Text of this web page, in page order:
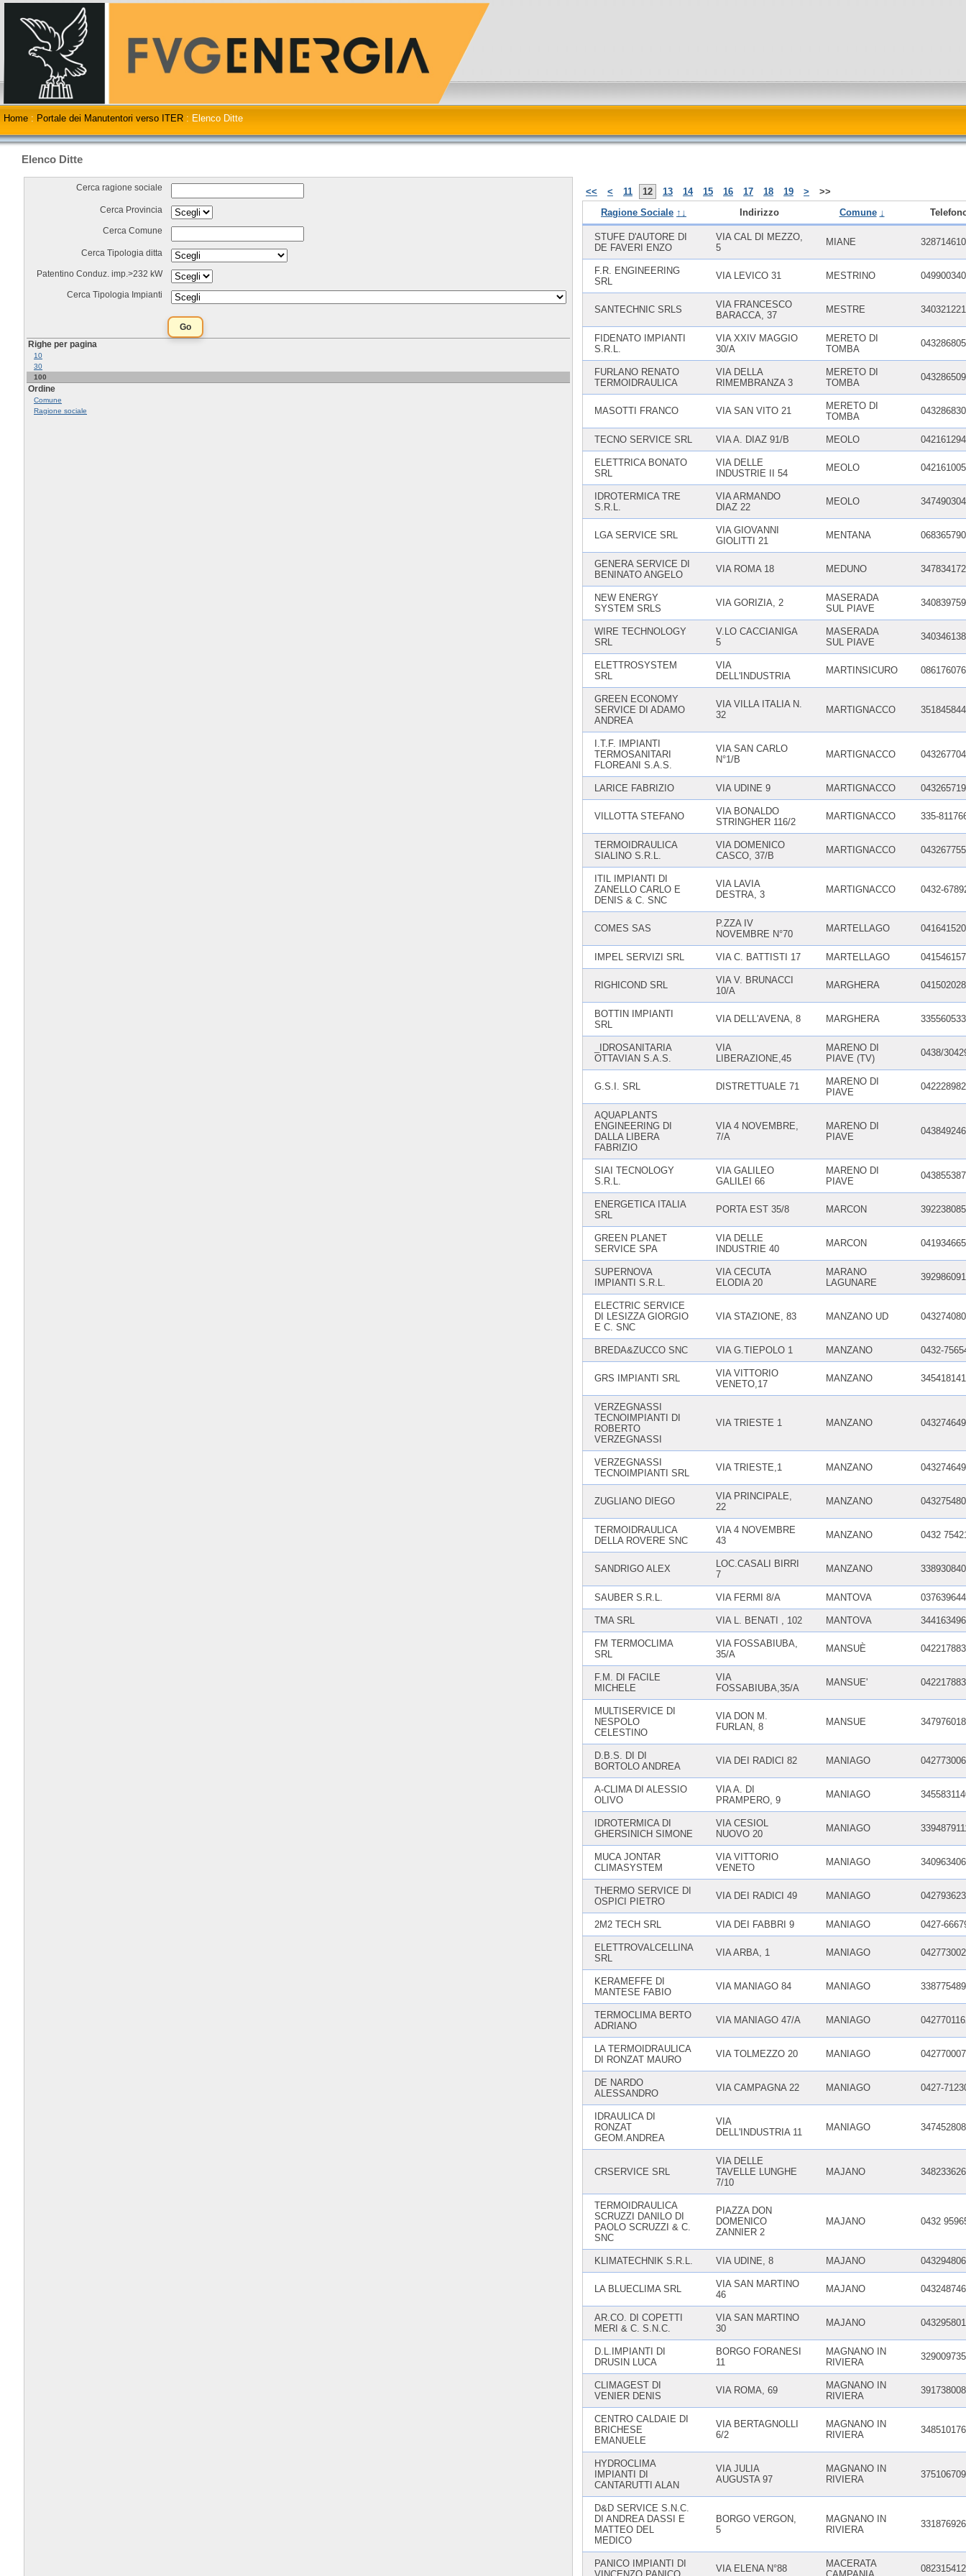
Home : Portale dei Manutentori verso ITER : Elenco Ditte
Elenco Ditte
Cerca ragione sociale
Cerca Provincia
Cerca Comune
Cerca Tipologia ditta
Patentino Conduz. imp.>232 kW
Cerca Tipologia Impianti
Righe per pagina
10
30
100
Ordine
Comune
Ragione sociale
<< < 11 12 13 14 15 16 17 18 19 >
>>
Ragione Sociale ↑↓ Indirizzo Comune ↓
STUFE D'AUTORE DI
DE FAVERI ENZO
VIA CAL DI MEZZO,
5
MIANE
F.R. ENGINEERING
SRL
VIA LEVICO 31 MESTRINO
SANTECHNIC SRLS
VIA FRANCESCO
BARACCA, 37
MESTRE
FIDENATO IMPIANTI
S.R.L.
VIA XXIV MAGGIO
30/A
MERETO DI
TOMBA
FURLANO RENATO
TERMOIDRAULICA
VIA DELLA
RIMEMBRANZA 3
MERETO DI
TOMBA
MASOTTI FRANCO VIA SAN VITO 21
MERETO DI
TOMBA
TECNO SERVICE SRL VIA A. DIAZ 91/B MEOLO 042161294
ELETTRICA BONATO
SRL
VIA DELLE
INDUSTRIE II 54
MEOLO 042161005
IDROTERMICA TRE
S.R.L.
VIA ARMANDO
DIAZ 22
MEOLO
LGA SERVICE SRL
VIA GIOVANNI
GIOLITTI 21
MENTANA
GENERA SERVICE DI
BENINATO ANGELO
VIA ROMA 18 MEDUNO
NEW ENERGY
SYSTEM SRLS
VIA GORIZIA, 2
MASERADA
SUL PIAVE
WIRE TECHNOLOGY
SRL
V.LO CACCIANIGA
5
MASERADA
SUL PIAVE
ELETTROSYSTEM
SRL
VIA
DELL'INDUSTRIA
MARTINSICURO
GREEN ECONOMY
SERVICE DI ADAMO
ANDREA
VIA VILLA ITALIA N.
32
MARTIGNACCO
I.T.F. IMPIANTI
TERMOSANITARI
FLOREANI S.A.S.
VIA SAN CARLO
N°1/B
MARTIGNACCO
LARICE FABRIZIO VIA UDINE 9 MARTIGNACCO
VILLOTTA STEFANO
VIA BONALDO
STRINGHER 116/2
MARTIGNACCO 335-
TERMOIDRAULICA
SIALINO S.R.L.
VIA DOMENICO
CASCO, 37/B
MARTIGNACCO
ITIL IMPIANTI DI
ZANELLO CARLO E
DENIS & C. SNC
VIA LAVIA
DESTRA, 3
MARTIGNACCO 0432-
COMES SAS
P.ZZA IV
NOVEMBRE N°70
MARTELLAGO 041641520
IMPEL SERVIZI SRL VIA C. BATTISTI 17 MARTELLAGO
RIGHICOND SRL
VIA V. BRUNACCI
10/A
MARGHERA
BOTTIN IMPIANTI
SRL
VIA DELL'AVENA, 8 MARGHERA
_IDROSANITARIA
OTTAVIAN S.A.S.
VIA
LIBERAZIONE,45
MARENO DI
PIAVE (TV)
0438/
G.S.I. SRL DISTRETTUALE 71
MARENO DI
PIAVE
AQUAPLANTS
ENGINEERING DI
DALLA LIBERA
FABRIZIO
VIA 4 NOVEMBRE,
7/A
MARENO DI
PIAVE
SIAI TECNOLOGY
S.R.L.
VIA GALILEO
GALILEI 66
MARENO DI
PIAVE
ENERGETICA ITALIA
SRL
PORTA EST 35/8 MARCON
GREEN PLANET
SERVICE SPA
VIA DELLE
INDUSTRIE 40
MARCON
SUPERNOVA
IMPIANTI S.R.L.
VIA CECUTA
ELODIA 20
MARANO
LAGUNARE
ELECTRIC SERVICE
DI LESIZZA GIORGIO
E C. SNC
VIA STAZIONE, 83 MANZANO UD
BREDA&ZUCCO SNC VIA G.TIEPOLO 1 MANZANO 0432-
GRS IMPIANTI SRL
VIA VITTORIO
VENETO,17
MANZANO
VERZEGNASSI
TECNOIMPIANTI DI
ROBERTO
VERZEGNASSI
VIA TRIESTE 1 MANZANO
VERZEGNASSI
TECNOIMPIANTI SRL
VIA TRIESTE,1 MANZANO
ZUGLIANO DIEGO
VIA PRINCIPALE,
22
MANZANO
TERMOIDRAULICA
DELLA ROVERE SNC
VIA 4 NOVEMBRE
43
MANZANO 0432
SANDRIGO ALEX
LOC.CASALI BIRRI
7
MANZANO
SAUBER S.R.L. VIA FERMI 8/A MANTOVA
TMA SRL VIA L. BENATI , 102 MANTOVA
FM TERMOCLIMA
SRL
VIA FOSSABIUBA,
35/A
MANSUÈ
F.M. DI FACILE
MICHELE
VIA
FOSSABIUBA,35/A
MANSUE'
MULTISERVICE DI
NESPOLO
CELESTINO
VIA DON M.
FURLAN, 8
MANSUE
D.B.S. DI DI
BORTOLO ANDREA
VIA DEI RADICI 82 MANIAGO
A-CLIMA DI ALESSIO
OLIVO
VIA A. DI
PRAMPERO, 9
MANIAGO
IDROTERMICA DI
GHERSINICH SIMONE
VIA CESIOL
NUOVO 20
MANIAGO
MUCA JONTAR
CLIMASYSTEM
VIA VITTORIO
VENETO
MANIAGO
THERMO SERVICE DI
OSPICI PIETRO
VIA DEI RADICI 49 MANIAGO 042793623
2M2 TECH SRL VIA DEI FABBRI 9 MANIAGO 0427-
ELETTROVALCELLINA
SRL
VIA ARBA, 1 MANIAGO
KERAMEFFE DI
MANTESE FABIO
VIA MANIAGO 84 MANIAGO
TERMOCLIMA BERTO
ADRIANO
VIA MANIAGO 47/A MANIAGO
LA TERMOIDRAULICA
DI RONZAT MAURO
VIA TOLMEZZO 20 MANIAGO
DE NARDO
ALESSANDRO
VIA CAMPAGNA 22 MANIAGO 0427-
IDRAULICA DI
RONZAT
GEOM.ANDREA
VIA
DELL'INDUSTRIA 11
MANIAGO
CRSERVICE SRL
VIA DELLE
TAVELLE LUNGHE
7/10
MAJANO
TERMOIDRAULICA
SCRUZZI DANILO DI
PAOLO SCRUZZI & C.
SNC
PIAZZA DON
DOMENICO
ZANNIER 2
MAJANO 0432
KLIMATECHNIK S.R.L. VIA UDINE, 8 MAJANO
LA BLUECLIMA SRL
VIA SAN MARTINO
46
MAJANO
AR.CO. DI COPETTI
MERI & C. S.N.C.
VIA SAN MARTINO
30
MAJANO
D.L.IMPIANTI DI
DRUSIN LUCA
BORGO FORANESI
11
MAGNANO IN
RIVIERA
CLIMAGEST DI
VENIER DENIS
VIA ROMA, 69
MAGNANO IN
RIVIERA
CENTRO CALDAIE DI
BRICHESE
EMANUELE
VIA BERTAGNOLLI
6/2
MAGNANO IN
RIVIERA
HYDROCLIMA
IMPIANTI DI
CANTARUTTI ALAN
VIA JULIA
AUGUSTA 97
MAGNANO IN
RIVIERA
D&D SERVICE S.N.C.
DI ANDREA DASSI E
MATTEO DEL
MEDICO
BORGO VERGON,
5
MAGNANO IN
RIVIERA
PANICO IMPIANTI DI
VIA ELENA N°88
MACERATA